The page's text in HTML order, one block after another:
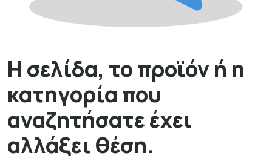
Η σελίδα, το προϊόν ή η
κατηγορία που
αναζητήσατε έχει
αλλάξει θέση.